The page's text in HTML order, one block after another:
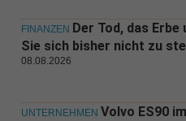
FINANZEN Der Tod, das Erbe
Sie sich bisher nicht zu
08.08.2026
UNTERNEHMEN Volvo ES90